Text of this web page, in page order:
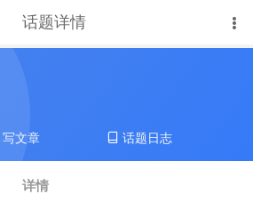
话题详情
下拉刷新
写文章 话题日志
详情